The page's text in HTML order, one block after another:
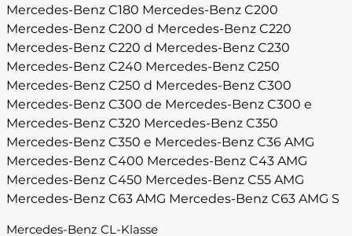
Mercedes-Benz C180 Mercedes-Benz C200
Mercedes-Benz C200 d Mercedes-Benz C220
Mercedes-Benz C220 d Mercedes-Benz C230
Mercedes-Benz C240 Mercedes-Benz C250
Mercedes-Benz C250 d Mercedes-Benz C300
Mercedes-Benz C300 de Mercedes-Benz C300 e
Mercedes-Benz C320 Mercedes-Benz C350
Mercedes-Benz C350 e Mercedes-Benz C36 AMG
Mercedes-Benz C400 Mercedes-Benz C43 AMG
Mercedes-Benz C450 Mercedes-Benz C55 AMG
Mercedes-Benz C63 AMG Mercedes-Benz C63 AMG S
Mercedes-Benz CL-Klasse